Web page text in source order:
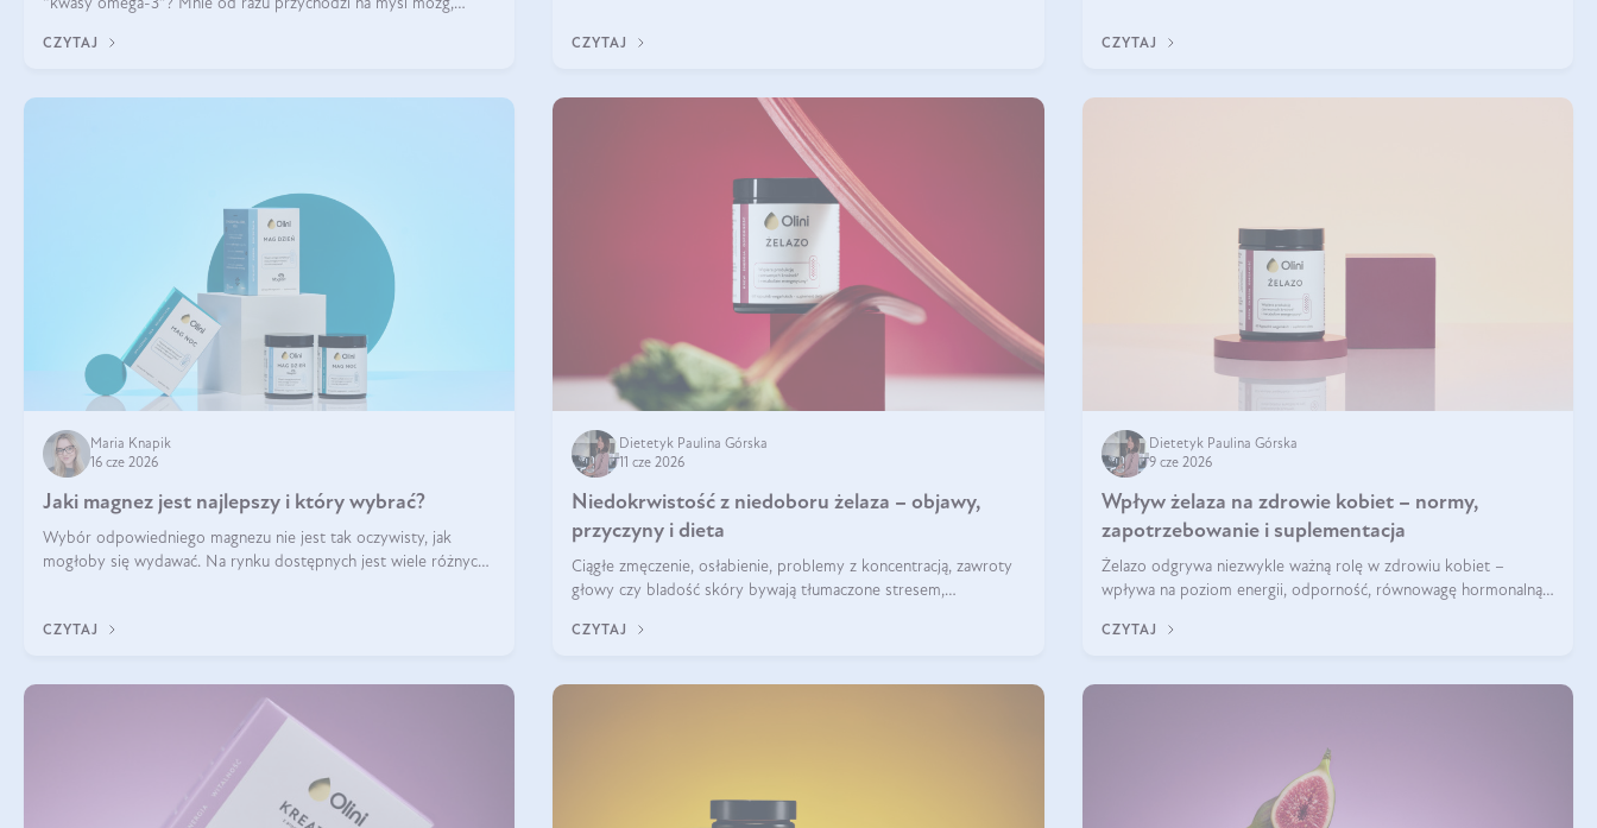
“kwasy omega-3”? Mnie od razu przychodzi na myśl mózg,
skupimy się głównie na dwóch kwasach z tej rodziny: DHA oraz
CZYTAJ
źródeł tego pierwiastka.
CZYTAJ
prze
CZYTAJ
Maria Knapik
16 cze 2026
Jaki magnez jest najlepszy i który wybrać?
Wybór odpowiedniego magnezu nie jest tak oczywisty, jak
mogłoby się wydawać. Na rynku dostępnych jest wiele różnych
CZYTAJ
Dietetyk Paulina Górska
11 cze 2026
Niedokrwistość z niedoboru żelaza – objawy,
przyczyny i dieta
Ciągłe zmęczenie, osłabienie, problemy z koncentracją, zawroty
głowy czy bladość skóry bywają tłumaczone stresem,
może być niedokrwistość z niedoboru żelaza.
CZYTAJ
Dietetyk Paulina Górska
9 cze 2026
Wpływ żelaza na zdrowie kobiet – normy,
zapotrzebowanie i suplementacja
Żelazo odgrywa niezwykle ważną rolę w zdrowiu kobiet –
wpływa na poziom energii, odporność, równowagę hormonalną i
niedobór może prowadzić m.in. do zmęczenia, bólów i zawrotów
CZYTAJ